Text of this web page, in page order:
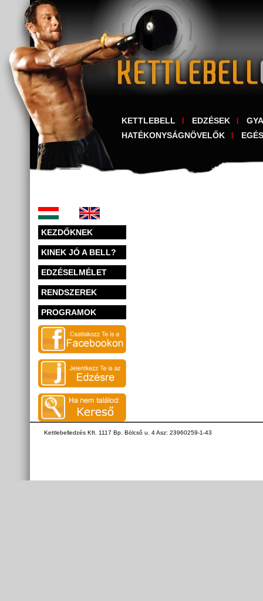
KETTLEBELL EDZÉSEK
HATÉKONYSÁGNÖVELŐK
KEZDŐKNEK
KINEK JÓ A BELL?
EDZÉSELMÉLET
RENDSZEREK
PROGRAMOK
Kettlebelledzés Kft. 1117 Bp. Bölcsô u. 4 Asz: 23960259-1-43